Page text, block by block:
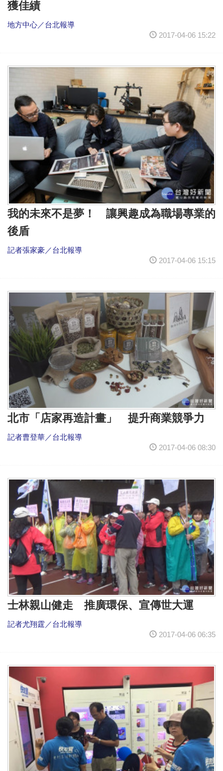
獲佳績
地方中心／台北報導
2017-04-06 15:22
我的未來不是夢！ 讓興趣成為職場專業的
後盾
記者張家豪／台北報導
2017-04-06 15:15
北市「店家再造計畫」 提升商業競爭力
記者曹登華／台北報導
2017-04-06 08:30
士林親山健走 推廣環保、宣傳世大運
記者尤翔霆／台北報導
2017-04-06 06:35